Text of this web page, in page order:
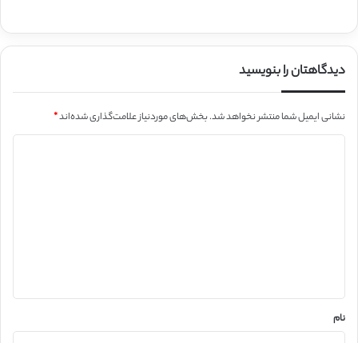
دیدگاهتان را بنویسید
نشانی ایمیل شما منتشر نخواهد شد.بخش‌های موردنیاز علامت‌گذاری شده‌اند*
نام